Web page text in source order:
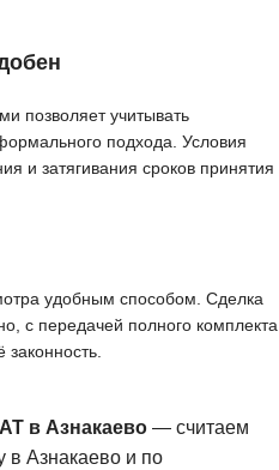
позволяет учитывать
подхода. Условия
и затягивания сроков принятия
удобным способом. Сделка
с передачей полного комплекта
в Азнакаево— считаем
в Азнакаево и по